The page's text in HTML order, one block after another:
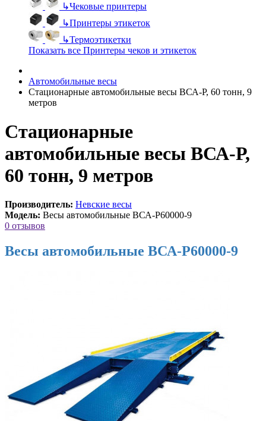
↳Чековые принтеры
↳Принтеры этикеток
↳Термоэтикетки
Показать все Принтеры чеков и этикеток
Автомобильные весы
Стационарные автомобильные весы ВСА-Р, 60 тонн, 9
метров
Стационарные
автомобильные весы ВСА-Р,
60 тонн, 9 метров
Производитель: Невские весы
Модель: Весы автомобильные ВСА-Р60000-9
0 отзывов
Весы автомобильные ВСА-Р60000-9